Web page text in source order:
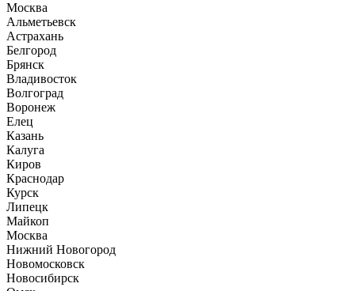
Москва
Альметьевск
Астрахань
Белгород
Брянск
Владивосток
Волгоград
Воронеж
Елец
Казань
Калуга
Киров
Краснодар
Курск
Липецк
Майкоп
Москва
Нижний Новогород
Новомосковск
Новосибирск